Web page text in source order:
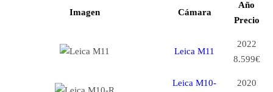
Imagen Cámara
Año
Precio
Leica M11
2022
8.599€
Leica M10-
2020